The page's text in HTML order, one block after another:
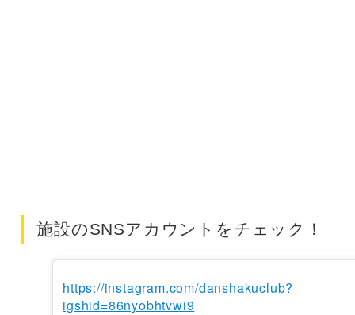
施設のSNSアカウントをチェック！
https://instagram.com/danshakuclub?
igshid=86nyobhtvwi9